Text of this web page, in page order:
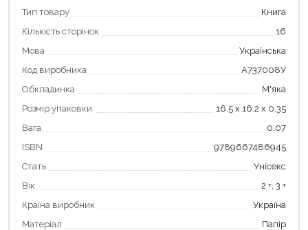
Тип товару
Книга
Кількість сторінок
16
Мова
Українська
Код виробника
А737008У
Обкладинка
М'яка
Розмір упаковки
16.5 х 16.2 х 0.35
Вага
0.07
ISBN
9789667486945
Стать
Унісекс
Вік
2 +, 3 +
Країна виробник
Україна
Матеріал
Папір
Оформити замовлення